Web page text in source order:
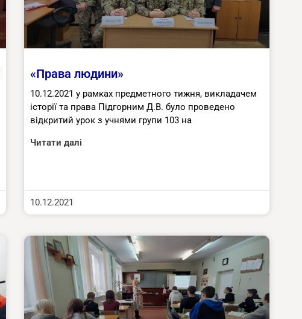
«Права людини»
10.12.2021 у рамках предметного тижня, викладачем
історії та права Підгорним Д.В. було проведено
відкритий урок з учнями групи 103 на
Читати далі
10.12.2021